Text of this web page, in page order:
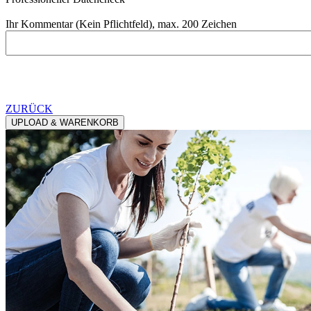
Ihr Kommentar (Kein Pflichtfeld), max. 200 Zeichen
ZURÜCK